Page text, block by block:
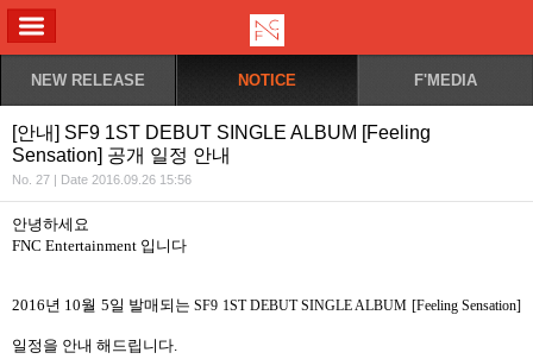
NEW RELEASE NOTICE F'MEDIA
[안내] SF9 1ST DEBUT SINGLE ALBUM [Feeling
Sensation] 공개 일정 안내
No. 27 | Date 2016.09.26 15:56
안녕하세요
FNC Entertainment 입니다
2016년 10월 5일 발매되는SF9 1ST DEBUT SINGLE ALBUM [Feeling Sensation]
일정을 안내 해드립니다.